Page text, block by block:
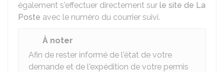
également s'effectuer directement sur le site de La
Poste avec le numéro du courrier suivi.
À noter
Afin de rester informé de l'état de votre
demande et de l'expédition de votre permis